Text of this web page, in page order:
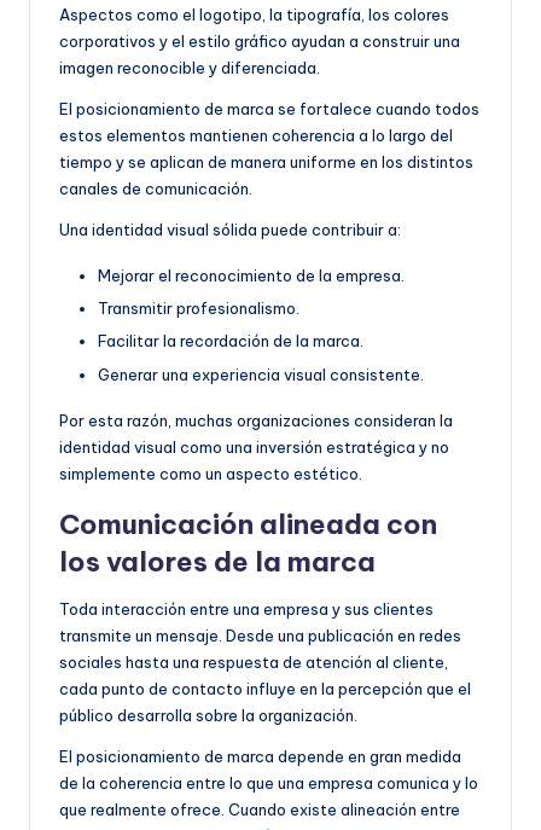
Aspectos como el logotipo, la tipografía, los colores
corporativos y el estilo gráfico ayudan a construir una
imagen reconocible y diferenciada.
El posicionamiento de marca se fortalece cuando todos
estos elementos mantienen coherencia a lo largo del
tiempo y se aplican de manera uniforme en los distintos
canales de comunicación.
Una identidad visual sólida puede contribuir a:
Mejorar el reconocimiento de la empresa.
Transmitir profesionalismo.
Facilitar la recordación de la marca.
Generar una experiencia visual consistente.
Por esta razón, muchas organizaciones consideran la
identidad visual como una inversión estratégica y no
simplemente como un aspecto estético.
Comunicación alineada con
los valores de la marca
Toda interacción entre una empresa y sus clientes
transmite un mensaje. Desde una publicación en redes
sociales hasta una respuesta de atención al cliente,
cada punto de contacto influye en la percepción que el
público desarrolla sobre la organización.
El posicionamiento de marca depende en gran medida
de la coherencia entre lo que una empresa comunica y lo
que realmente ofrece. Cuando existe alineación entre